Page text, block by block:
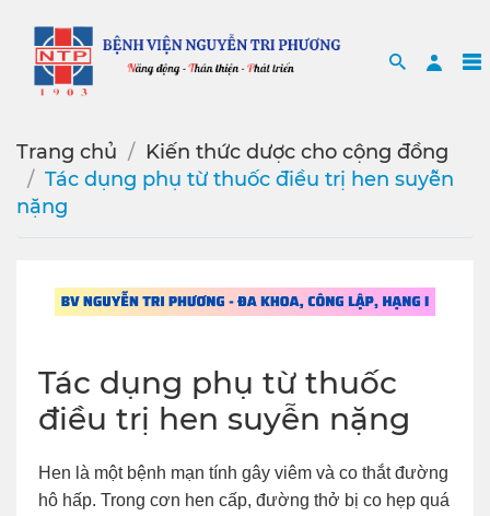
Search
Trang chủ
Kiến thức dược cho cộng đồng
Tác dụng phụ từ thuốc điều trị hen suyễn
nặng
Tác dụng phụ từ thuốc
điều trị hen suyễn nặng
Hen là một bệnh mạn tính gây viêm và co thắt đường
hô hấp. Trong cơn hen cấp, đường thở bị co hẹp quá